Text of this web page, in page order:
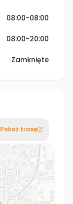
08:00-08:00
08:00-20:00
Zamknięte
Pokaż trasę